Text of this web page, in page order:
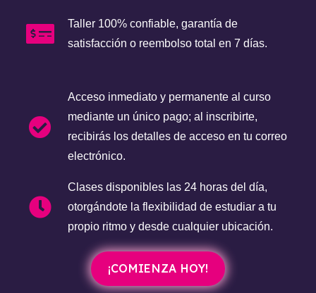
Taller 100% confiable, garantía de
satisfacción o reembolso total en 7 días.
Acceso inmediato y permanente al curso
mediante un único pago; al inscribirte,
recibirás los detalles de acceso en tu correo
electrónico.
Clases disponibles las 24 horas del día,
otorgándote la flexibilidad de estudiar a tu
propio ritmo y desde cualquier ubicación.
¡COMIENZA HOY!